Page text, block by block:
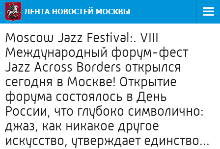
Moscow Jazz Festival:. VIII
Международный форум-фест
Jazz Across Borders открылся
сегодня в Москве! Открытие
форума состоялось в День
России, что глубоко символично:
джаз, как никакое другое
искусство, утверждает единство...